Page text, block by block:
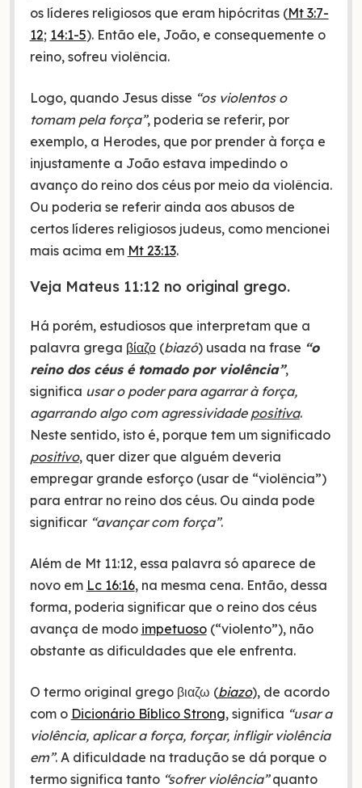
os líderes religiosos que eram hipócritas (Mt 3:7-
12; 14:1-5). Então ele, João, e consequemente o
reino, sofreu violência.
Logo, quando Jesus disse “os violentos o
tomam pela força”, poderia se referir, por
exemplo, a Herodes, que por prender à força e
injustamente a João estava impedindo o
avanço do reino dos céus por meio da violência.
Ou poderia se referir ainda aos abusos de
certos líderes religiosos judeus, como mencionei
mais acima em Mt 23:13.
Veja Mateus 11:12 no original grego.
Há porém, estudiosos que interpretam que a
palavra grega βίαζο(biazó) usada na frase “o
reino dos céus é tomado por violência”,
significa usar o poder para agarrar à força,
agarrando algo com agressividade positiva.
Neste sentido, isto é, porque tem um significado
positivo, quer dizer que alguém deveria
empregar grande esforço (usar de “violência”)
para entrar no reino dos céus. Ou ainda pode
significar “avançar com força”.
Além de Mt 11:12, essa palavra só aparece de
novo em Lc 16:16, na mesma cena. Então, dessa
forma, poderia significar que o reino dos céus
avança de modo impetuoso(“violento”), não
obstante as dificuldades que ele enfrenta.
O termo original grego βιαζω (biazo), de acordo
com o Dicionário Bíblico Strong, significa “usar a
violência, aplicar a força, forçar, infligir violência
em”. A dificuldade na tradução se dá porque o
termo significa tanto “sofrer violência”quanto